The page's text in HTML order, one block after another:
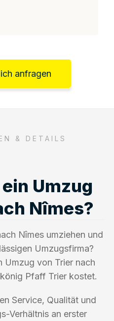
anfragen
& DETAILS
Umzug
Nîmes?
Nîmes umziehen und
Umzugsfirma?
Umzug von Trier nach
Pfaff Trier kostet.
Service, Qualität und
Verhältnis an erster